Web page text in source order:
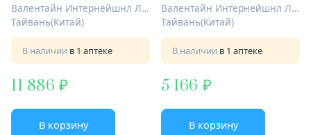
Валентайн Интернейшнл Лтд.
Тайвань(Китай)
В наличии в 1 аптеке
11 886
В корзину
Валентайн Интернейшнл Лтд.
Тайвань(Китай)
В наличии в 1 аптеке
5 166
В корзину